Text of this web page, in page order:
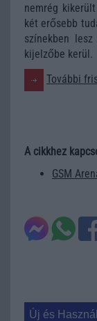
nemrég
két erősebb
színekben
kijelzőbe kerül.
További
A cikkhez
GSM
Új és